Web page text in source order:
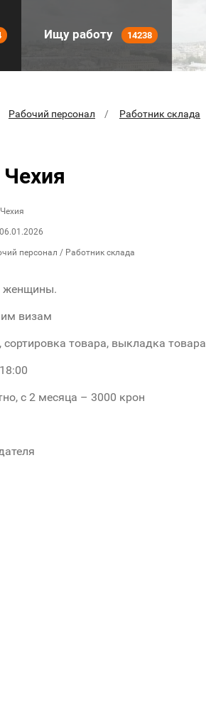
Ищу работу 14238
Рабочий персонал
Работник склада
Чехия
06.01.2026
персонал / Работник склада
женщины.
визам
товара, выкладка товара
с 2 месяца – 3000 крон